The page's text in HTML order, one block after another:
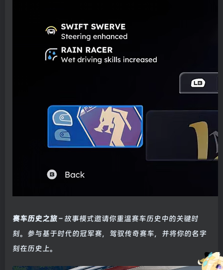
赛车历史之旅– 故事模式邀请你重温赛车历史中的关键时
刻。参与基于时代的冠军赛，驾驭传奇赛车，并将你的名字
刻在历史上。